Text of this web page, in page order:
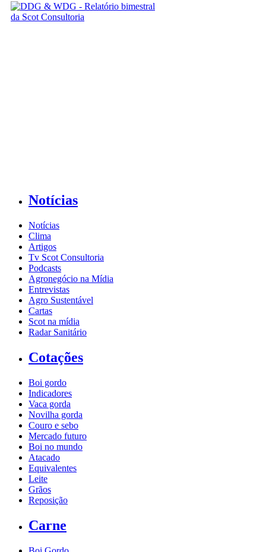
Notícias
Notícias
Clima
Artigos
Tv Scot Consultoria
Podcasts
Agronegócio na Mídia
Entrevistas
Agro Sustentável
Cartas
Scot na mídia
Radar Sanitário
Cotações
Boi gordo
Indicadores
Vaca gorda
Novilha gorda
Couro e sebo
Mercado futuro
Boi no mundo
Atacado
Equivalentes
Leite
Grãos
Reposição
Carne